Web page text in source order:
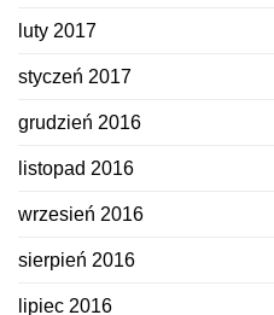
luty 2017
styczeń 2017
grudzień 2016
listopad 2016
wrzesień 2016
sierpień 2016
lipiec 2016